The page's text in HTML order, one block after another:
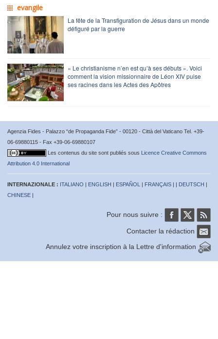
evangile
La fête de la Transfiguration de Jésus dans un monde
défiguré par la guerre
« Le christianisme n’en est qu’à ses débuts ». Voici
comment la vision missionnaire de Léon XIV puise
ses racines dans les Actes des Apôtres
Agenzia Fides - Palazzo “de Propaganda Fide” - 00120 - Città del Vaticano Tel. +39-
06-69880115 - Fax +39-06-69880107
Les contenus du site sont publiés sous Licence Creative Commons
Attribution 4.0 International
INTERNAZIONALE : ITALIANO | ENGLISH | ESPAÑOL | FRANÇAIS | | DEUTSCH |
CHINESE |
Pour nous suivre :
Contacter la rédaction
Annulez votre inscription à la Lettre d'information